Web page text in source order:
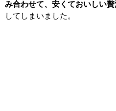
み合わせて、安くておいしい
してしまいました。